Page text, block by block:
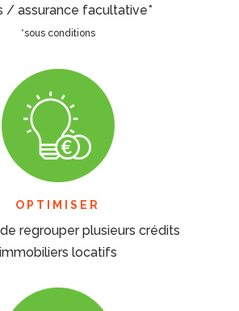
/ assurance facultative*
*sous conditions
OPTIMISER
regrouper plusieurs crédits
immobiliers locatifs